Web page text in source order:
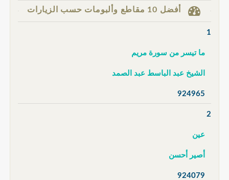
أفضل 10 مقاطع وألبومات حسب الزيارات
1
ما تيسر من سورة مريم
الشيخ عبد الباسط عبد الصمد
924965
2
عين
أصير أحسن
924079